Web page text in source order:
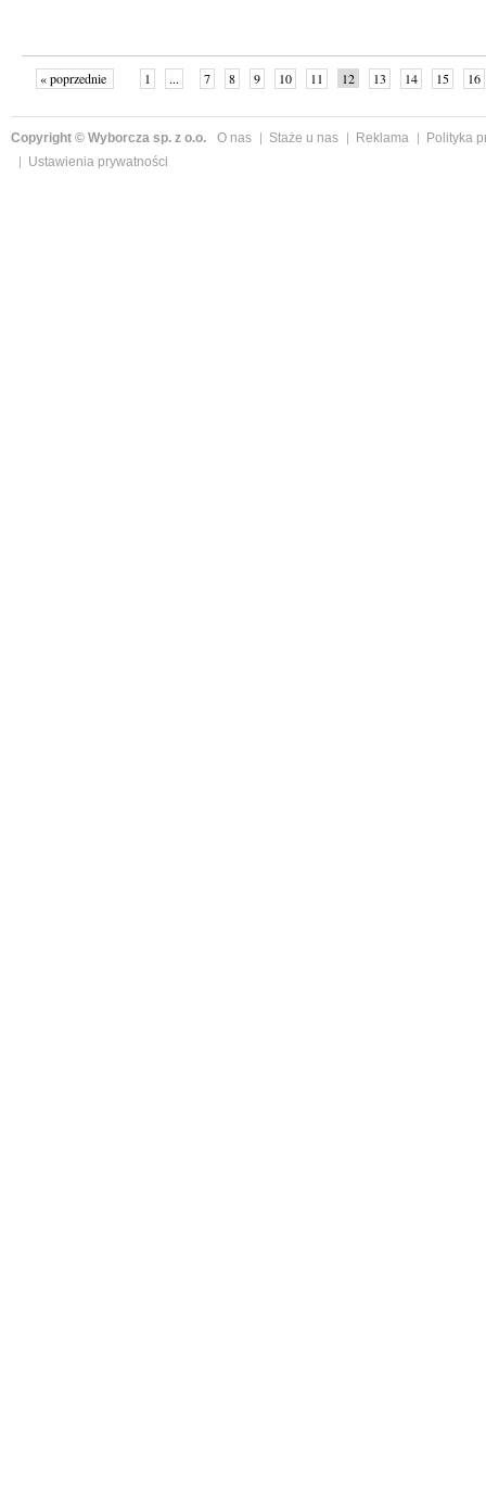
« poprzednie 1 ... 7 8 9 10 11 12 13 14 15 16
Copyright © Wyborcza sp. z o.o. O nas Staże u nas Reklama
Polityka
Ustawienia prywatności